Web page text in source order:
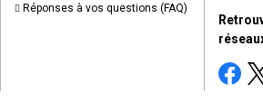
Réponses à vos questions (FAQ)